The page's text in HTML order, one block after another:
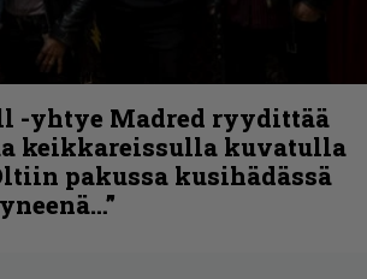
-yhtye Madred ryydittää
keikkareissulla kuvatulla
pakussa kusihädässä